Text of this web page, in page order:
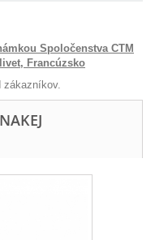
Spoločenstva CTM
Francúzsko
zákazníkov.